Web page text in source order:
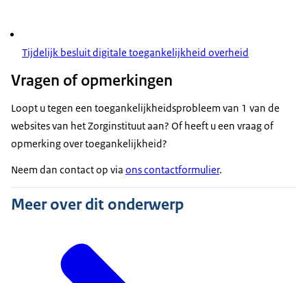
Tijdelijk besluit digitale toegankelijkheid overheid
Vragen of opmerkingen
Loopt u tegen een toegankelijkheidsprobleem van 1 van de
websites van het Zorginstituut aan? Of heeft u een vraag of
opmerking over toegankelijkheid?
Neem dan contact op via ons contactformulier.
Meer over dit onderwerp